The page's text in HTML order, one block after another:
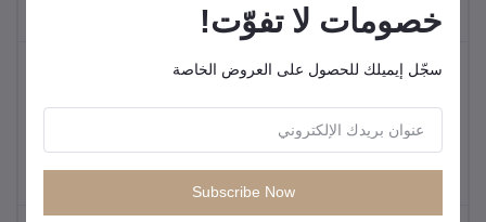
إم هورس
أي تيل
خصومات لا تفوّت!
سجّل إيميلك للحصول على العروض الخاصة
Subscribe Now